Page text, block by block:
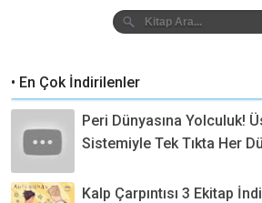
• En Çok İndirilenler
Peri Dünyasına Yolculuk!
Sistemiyle Tek Tıkta Her
Kalp Çarpıntısı 3 Ekitap